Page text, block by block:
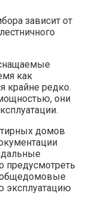
зависит от
как
крайне редко.
они
домов
предусмотреть
общедомовые
эксплуатацию